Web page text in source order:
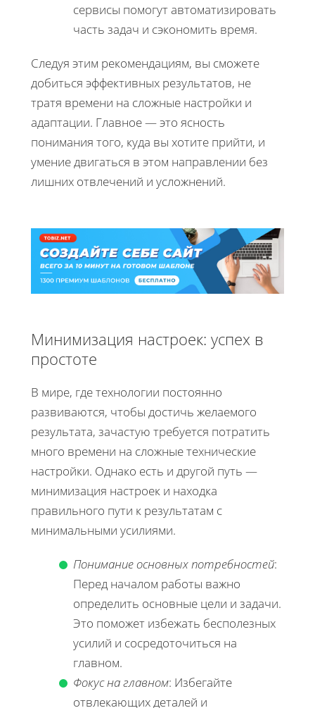
сервисы помогут автоматизировать
часть задач и сэкономить время.
Следуя этим рекомендациям, вы сможете
добиться эффективных результатов, не
тратя времени на сложные настройки и
адаптации. Главное — это ясность
понимания того, куда вы хотите прийти, и
умение двигаться в этом направлении без
лишних отвлечений и усложнений.
Минимизация настроек: успех в
простоте
В мире, где технологии постоянно
развиваются, чтобы достичь желаемого
результата, зачастую требуется потратить
много времени на сложные технические
настройки. Однако есть и другой путь —
минимизация настроек и находка
правильного пути к результатам с
минимальными усилиями.
Понимание основных потребностей:
Перед началом работы важно
определить основные цели и задачи.
Это поможет избежать бесполезных
усилий и сосредоточиться на
главном.
Фокус на главном: Избегайте
отвлекающих деталей и